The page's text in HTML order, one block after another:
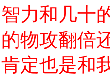
智力和几十
的物攻翻倍
肯定也是和